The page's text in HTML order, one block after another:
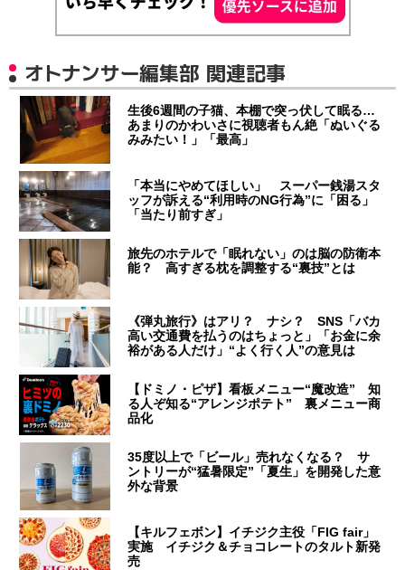
オトナンサー編集部 関連記事
生後6週間の子猫、本棚で突っ伏して眠る…
あまりのかわいさに視聴者もん絶「ぬいぐる
みみたい！」「最高」
「本当にやめてほしい」 スーパー銭湯スタ
ッフが訴える“利用時のNG行為”に「困る」
「当たり前すぎ」
旅先のホテルで「眠れない」のは脳の防衛本
能？ 高すぎる枕を調整する“裏技”とは
《弾丸旅行》はアリ？ ナシ？ SNS「バカ
高い交通費を払うのはちょっと」「お金に余
裕がある人だけ」“よく行く人”の意見は
【ドミノ・ピザ】看板メニュー“魔改造” 知
る人ぞ知る“アレンジポテト” 裏メニュー商
品化
35度以上で「ビール」売れなくなる？ サ
ントリーが“猛暑限定”「夏生」を開発した意
外な背景
【キルフェボン】イチジク主役「FIG fair」
実施 イチジク＆チョコレートのタルト新発
売